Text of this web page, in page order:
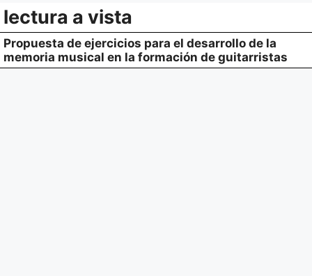
lectura a vista
Propuesta de ejercicios para el desarrollo de la
memoria musical en la formación de guitarristas